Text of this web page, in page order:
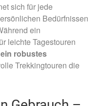
sich für jede
Bedürfnissen
ein
leichte Tagestouren
robustes
Trekkingtouren die